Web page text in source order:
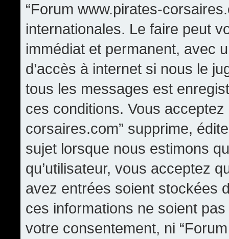
“Forum www.pirates-
internationales. Le faire peut
immédiat et permanent, avec
d’accès à internet si nous le
tous les messages est
ces conditions. Vous
corsaires.com” supprime,
sujet lorsque nous estimons
qu’utilisateur, vous acceptez
avez entrées soient stockées
ces informations ne soient
votre consentement, ni